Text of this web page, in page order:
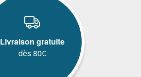
Livraison gratuite
dès 80€